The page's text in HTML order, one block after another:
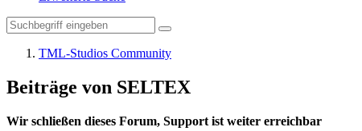
TML-Studios Community
Beiträge von SELTEX
Wir schließen dieses Forum, Support ist weiter erreichbar